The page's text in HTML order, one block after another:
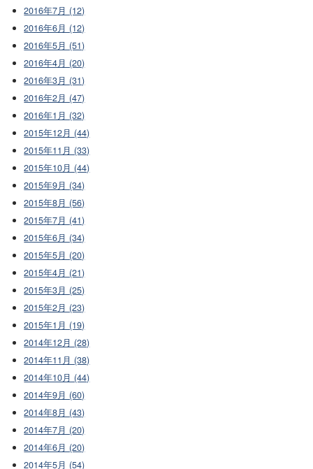
2016年7月 (12)
2016年6月 (12)
2016年5月 (51)
2016年4月 (20)
2016年3月 (31)
2016年2月 (47)
2016年1月 (32)
2015年12月 (44)
2015年11月 (33)
2015年10月 (44)
2015年9月 (34)
2015年8月 (56)
2015年7月 (41)
2015年6月 (34)
2015年5月 (20)
2015年4月 (21)
2015年3月 (25)
2015年2月 (23)
2015年1月 (19)
2014年12月 (28)
2014年11月 (38)
2014年10月 (44)
2014年9月 (60)
2014年8月 (43)
2014年7月 (20)
2014年6月 (20)
2014年5月 (54)